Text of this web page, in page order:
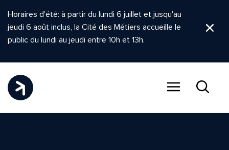
Horaires d'été: à partir du lundi 6 juillet et jusqu'au
jeudi 6 août inclus, la Cité des Métiers accueille le
public du lundi au jeudi entre 10h et 13h.